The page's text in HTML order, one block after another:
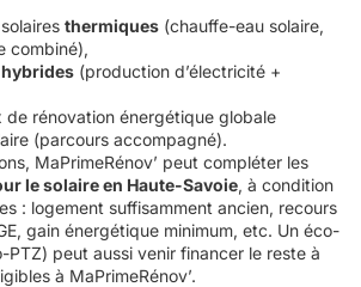
thermiques (chauffe-eau solaire,
combiné),
hybrides (production d’électricité +
de rénovation énergétique globale
(parcours accompagné).
MaPrimeRénov’ peut compléter les
le solaire en Haute-Savoie, à condition
: logement suffisamment ancien, recours
gain énergétique minimum, etc. Un éco-
peut aussi venir financer le reste à
à MaPrimeRénov’.